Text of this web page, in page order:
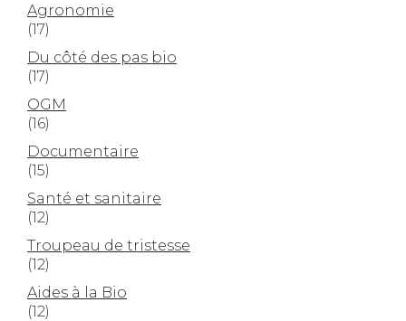
Agronomie
(17)
Du côté des pas bio
(17)
OGM
(16)
Documentaire
(15)
Santé et sanitaire
(12)
Troupeau de tristesse
(12)
Aides à la Bio
(12)